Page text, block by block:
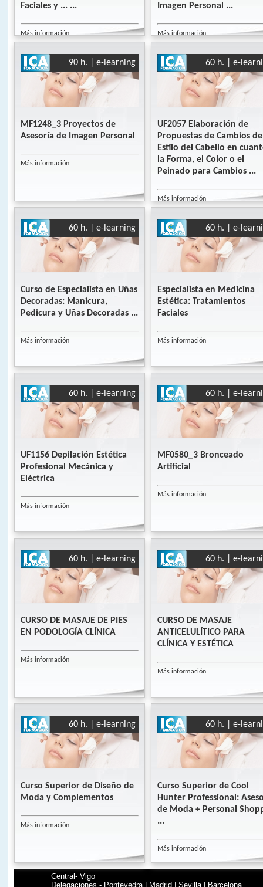
Faciales y ... ...
Más información
Imagen Personal ...
Más información
90 h. | e-learning
MF1248_3 Proyectos de
Asesoría de Imagen Personal
Más información
60 h. | e-
UF2057 Elaboración de
Propuestas de Cambios de
Estilo del Cabello en
la Forma, el Color o el
Peinado para Cambios ...
Más información
60 h. | e-learning
Curso de Especialista en Uñas
Decoradas: Manicura,
Pedicura y Uñas Decoradas ...
Más información
60 h. | e-
Especialista en Medicina
Estética: Tratamientos
Faciales
Más información
60 h. | e-learning
UF1156 Depilación Estética
Profesional Mecánica y
Eléctrica
Más información
60 h. | e-
MF0580_3 Bronceado
Artificial
Más información
60 h. | e-learning
CURSO DE MASAJE DE PIES
EN PODOLOGÍA CLÍNICA
Más información
60 h. | e-
CURSO DE MASAJE
ANTICELULÍTICO PARA
CLÍNICA Y ESTÉTICA
Más información
60 h. | e-learning
Curso Superior de Diseño de
Moda y Complementos
Más información
60 h. | e-
Curso Superior de Cool
Hunter Professional:
de Moda + Personal
...
Más información
Central- Vigo
Delegaciones - Pontevedra | Madrid | Sevilla | Barcelona